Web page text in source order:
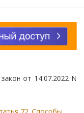
от 14.07.2022 N